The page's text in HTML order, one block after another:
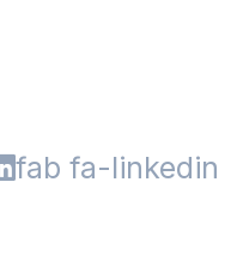
fab fa-linkedin